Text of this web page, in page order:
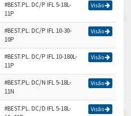
#BEST.PL. DC/P IFL 5-18L-
11P
Visão
#BEST.PL. DC/P IFL 10-30-
10P
Visão
#BEST.PL. DC/P IFL 10-180L-
11P
Visão
#BEST.PL. DC/N IFL 5-18L-
11N
Visão
#BEST.PL. DC/D IFL 5-18L-
Visão